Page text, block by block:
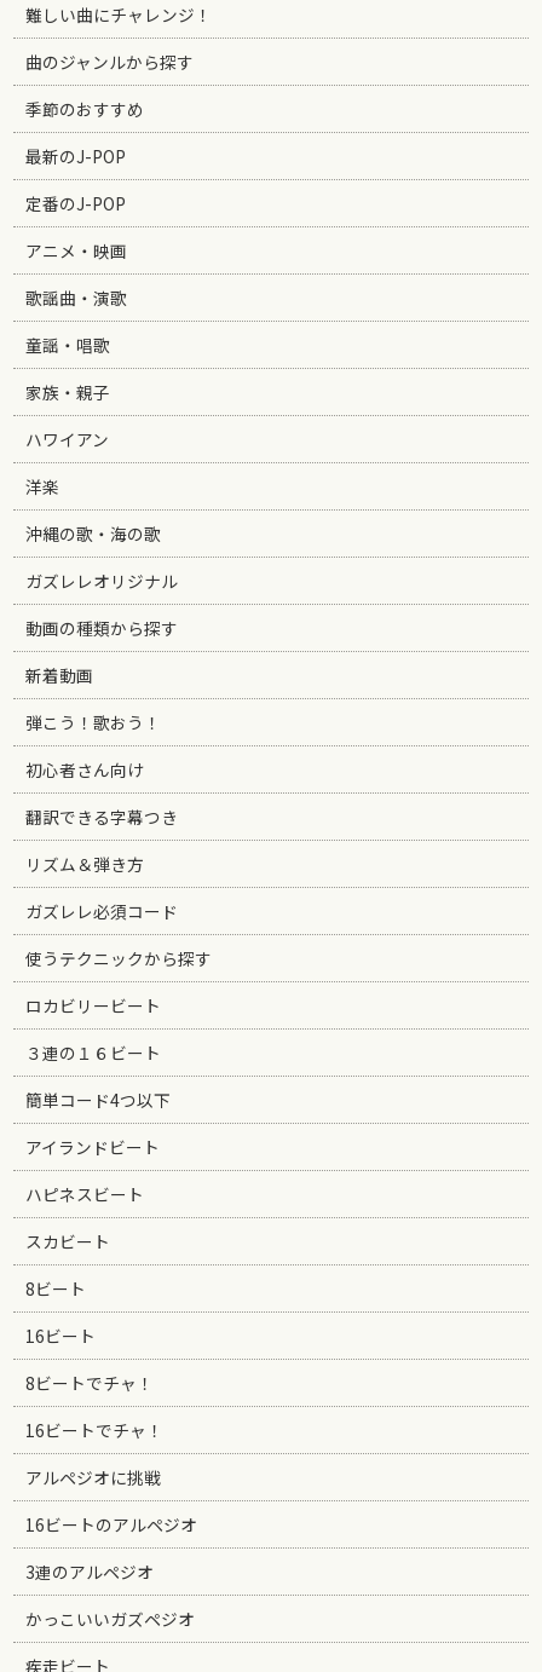
難しい曲にチャレンジ！
曲のジャンルから探す
季節のおすすめ
最新のJ-POP
定番のJ-POP
アニメ・映画
歌謡曲・演歌
童謡・唱歌
家族・親子
ハワイアン
洋楽
沖縄の歌・海の歌
ガズレレオリジナル
動画の種類から探す
新着動画
弾こう！歌おう！
初心者さん向け
翻訳できる字幕つき
リズム＆弾き方
ガズレレ必須コード
使うテクニックから探す
ロカビリービート
３連の１６ビート
簡単コード4つ以下
アイランドビート
ハピネスビート
スカビート
8ビート
16ビート
8ビートでチャ！
16ビートでチャ！
アルペジオに挑戦
16ビートのアルペジオ
3連のアルペジオ
かっこいいガズペジオ
疾走ビート